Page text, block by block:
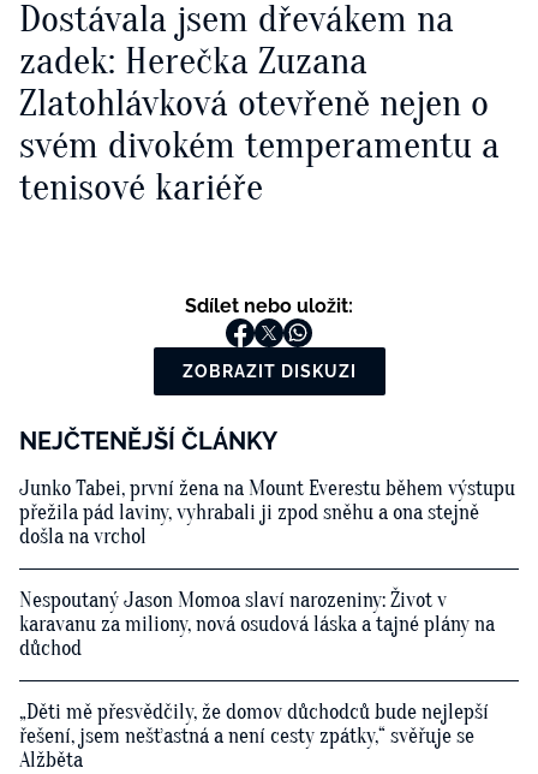
Dostávala jsem dřevákem na
zadek: Herečka Zuzana
Zlatohlávková otevřeně nejen o
svém divokém temperamentu a
tenisové kariéře
Sdílet nebo uložit:
ZOBRAZIT DISKUZI
NEJČTENĚJŠÍ ČLÁNKY
Junko Tabei, první žena na Mount Everestu během výstupu
přežila pád laviny, vyhrabali ji zpod sněhu a ona stejně
došla na vrchol
Nespoutaný Jason Momoa slaví narozeniny: Život v
karavanu za miliony, nová osudová láska a tajné plány na
důchod
„Děti mě přesvědčily, že domov důchodců bude nejlepší
řešení, jsem nešťastná a není cesty zpátky,“ svěřuje se
Alžběta